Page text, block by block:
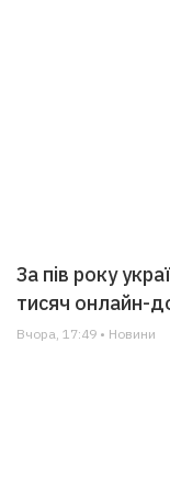
За пів року
тисяч онлайн-
Вчора, 17:49 • Новини